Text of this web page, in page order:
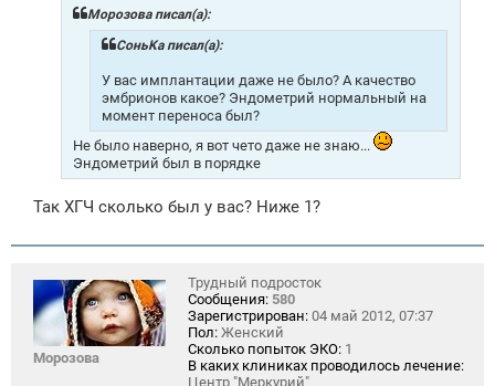
Морозова писал(а):
СоньKa писал(а):
У вас имплантации даже не было? А качество
эмбрионов какое? Эндометрий нормальный на
момент переноса был?
Не было наверно, я вот чето даже не знаю...
Эндометрий был в порядке
Так ХГЧ сколько был у вас? Ниже 1?
Морозова
Трудный подросток
Сообщения: 580
Зарегистрирован: 04 май 2012, 07:37
Пол: Женский
Сколько попыток ЭКО: 1
В каких клиниках проводилось лечение:
Центр "Меркурий"